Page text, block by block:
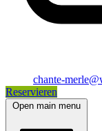
chante-
Reservieren
Open main menu